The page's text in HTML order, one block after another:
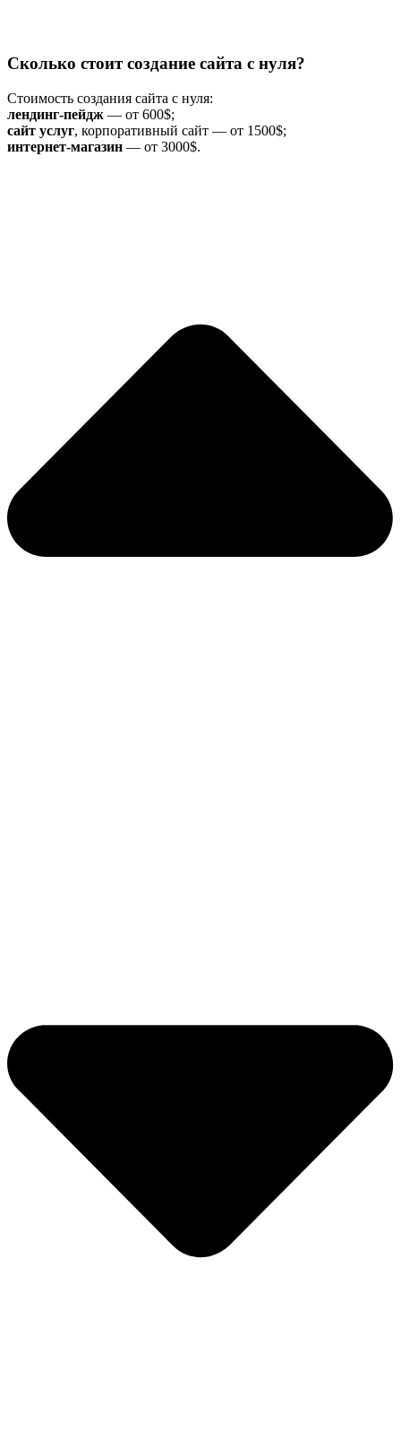
Сколько стоит создание сайта с нуля?
Стоимость создания сайта с нуля:
лендинг-пейдж — от 600$;
сайт услуг, корпоративный сайт — от 1500$;
интернет-магазин — от 3000$.